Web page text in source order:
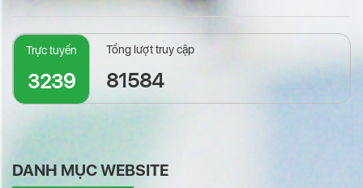
Trực tuyến
3239
Tổng lượt truy cập
81584
DANH MỤC WEBSITE